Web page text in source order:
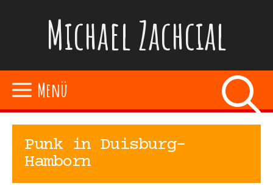
Michael Zachcial
Menü
Punk in Duisburg-
Hamborn